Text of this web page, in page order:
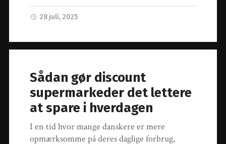
28 juli, 2025
Sådan gør discount
supermarkeder det lettere
at spare i hverdagen
I en tid hvor mange danskere er mere
opmærksomme på deres daglige forbrug,